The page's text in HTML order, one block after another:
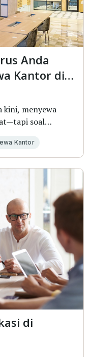
Anda
Kantor di
kini, menyewa
soal
Kantor
di